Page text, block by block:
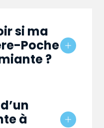
si ma
Poche
?
à